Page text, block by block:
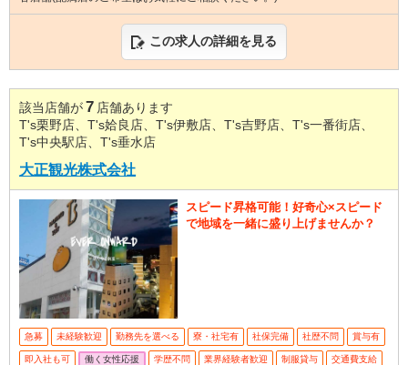
この求人の詳細を見る
該当店舗が7 店舗あります
T's栗野店、T's姶良店、T's伊敷店、T's吉野店、T's一番街店、
T's中央駅店、T's垂水店
大正観光株式会社
スピード昇格可能！好奇心×スピード
で地域を一緒に盛り上げませんか？
急募 未経験歓迎 勤務先を選べる 寮・社宅有 社保完備 社歴不問 賞与有
即入社も可 働く女性応援 学歴不問 業界経験者歓迎 制服貸与 交通費支給